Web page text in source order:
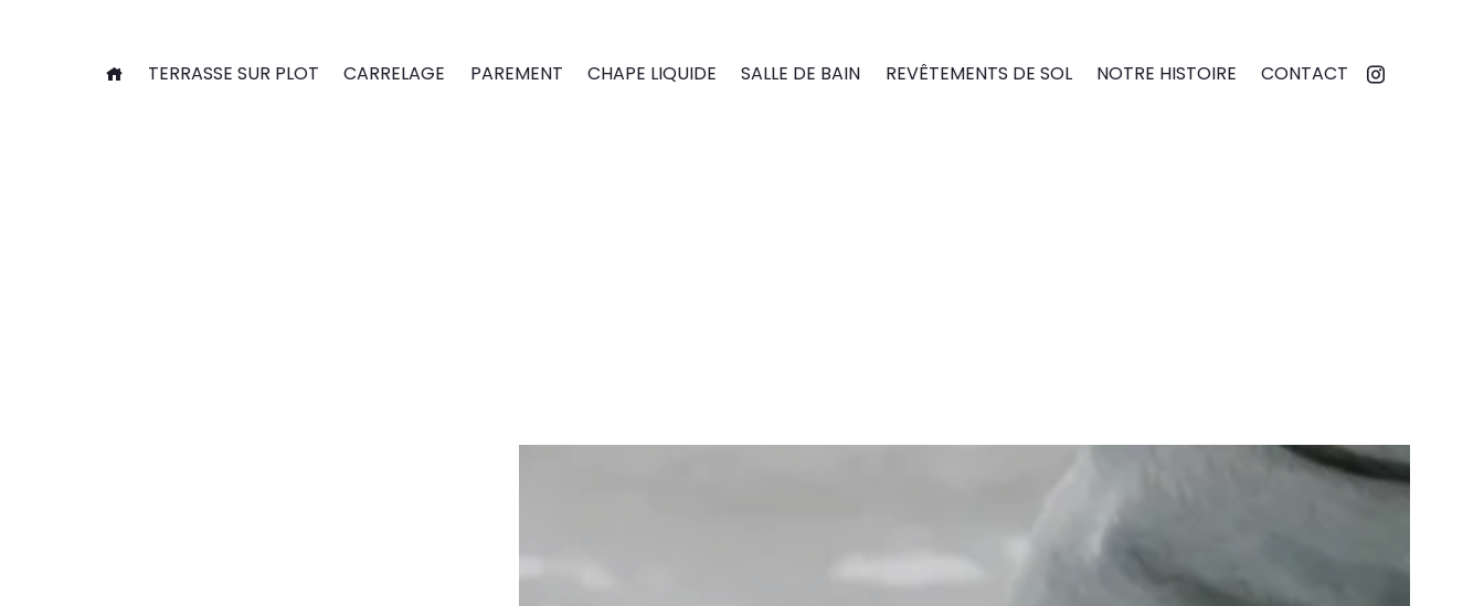
TERRASSE SUR PLOT CARRELAGE PAREMENT CHAPE LIQUIDE SALLE DE BAIN REVÊTEMENTS DE SOL NOTRE HISTOIRE CONTACT